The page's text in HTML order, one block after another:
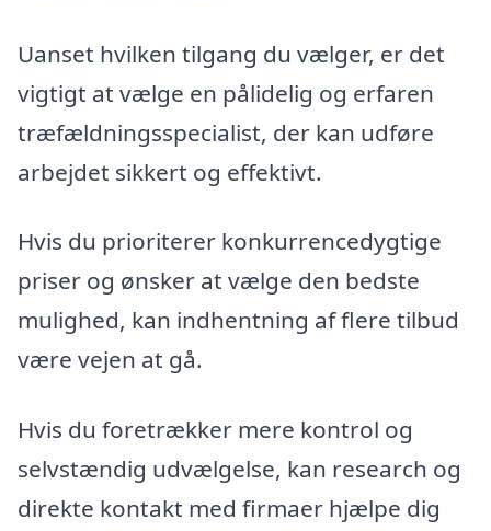
Uanset hvilken tilgang du vælger, er det
vigtigt at vælge en pålidelig og erfaren
træfældningsspecialist, der kan udføre
arbejdet sikkert og effektivt.
Hvis du prioriterer konkurrencedygtige
priser og ønsker at vælge den bedste
mulighed, kan indhentning af flere tilbud
være vejen at gå.
Hvis du foretrækker mere kontrol og
selvstændig udvælgelse, kan research og
direkte kontakt med firmaer hjælpe dig